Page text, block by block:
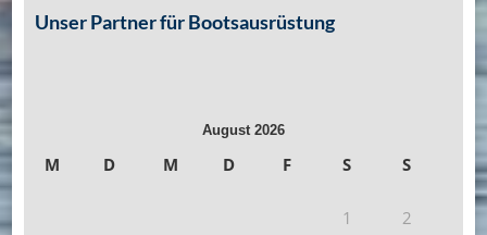
Unser Partner für Bootsausrüstung
August 2026
M D M D F S S
1 2